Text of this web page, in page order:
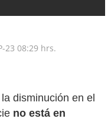
23 08:29 hrs.
disminución en el
no está en